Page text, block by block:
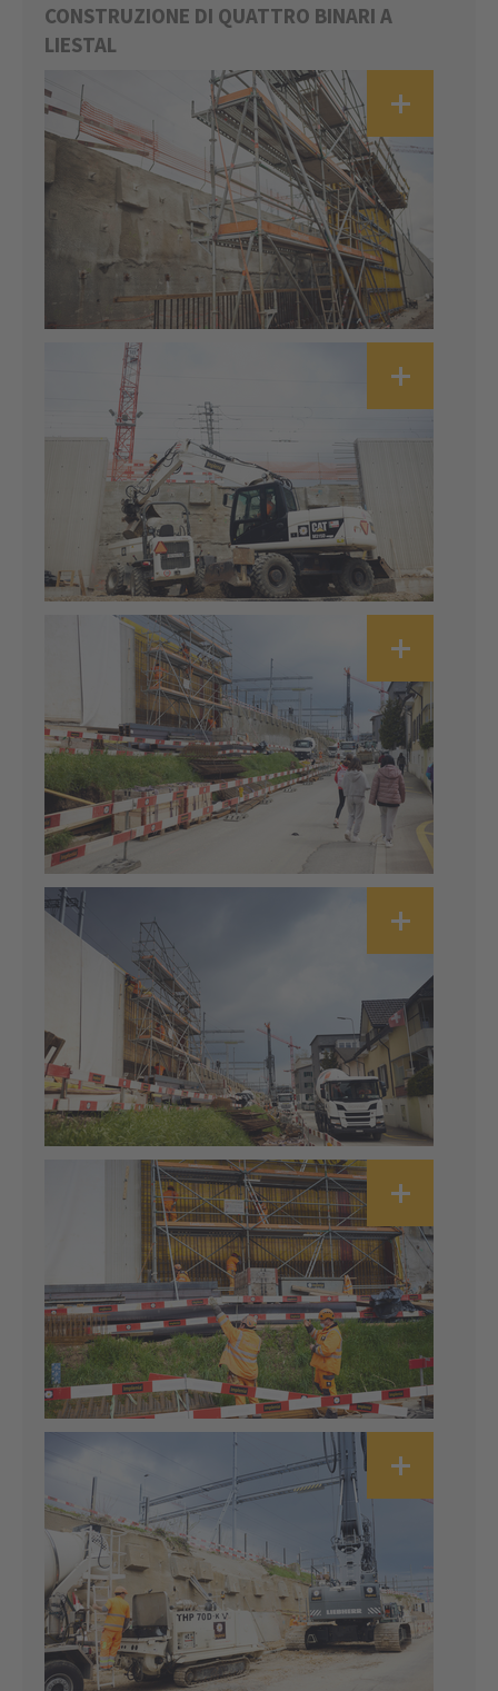
CONSTRUZIONE DI QUATTRO BINARI A
LIESTAL